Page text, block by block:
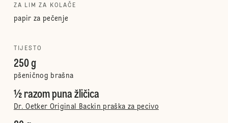
ZA LIM ZA KOLAČE
papir za pečenje
TIJESTO
250 g
pšeničnog brašna
½ razom puna žličica
Dr. Oetker Original Backin praška za pecivo